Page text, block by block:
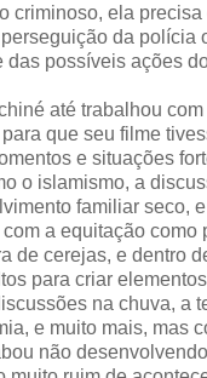
criminoso, ela
da polícia
das possíveis ações
até trabalhou
que seu filme
e situações
o islamismo, a
familiar seco,
a equitação como
de cerejas, e dentro
para criar
na chuva, a
e muito mais, mas
não